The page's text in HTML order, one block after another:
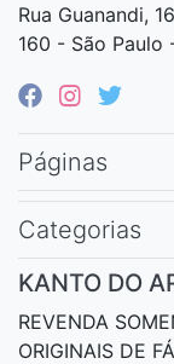
Rua Guanandi,
160 - São Paulo
Páginas
Categorias
KANTO DO
REVENDA
ORIGINAIS DE